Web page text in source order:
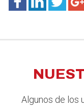
Algunos de los